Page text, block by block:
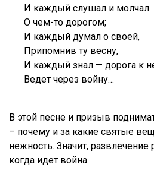
И каждый слушал и молчал
О чем-то дорогом;
И каждый думал о своей,
Припомнив ту весну,
И каждый знал — дорога к
Ведет через войну…
В этой песне и призыв
– почему и за какие святые
нежность. Значит,
когда идет война.